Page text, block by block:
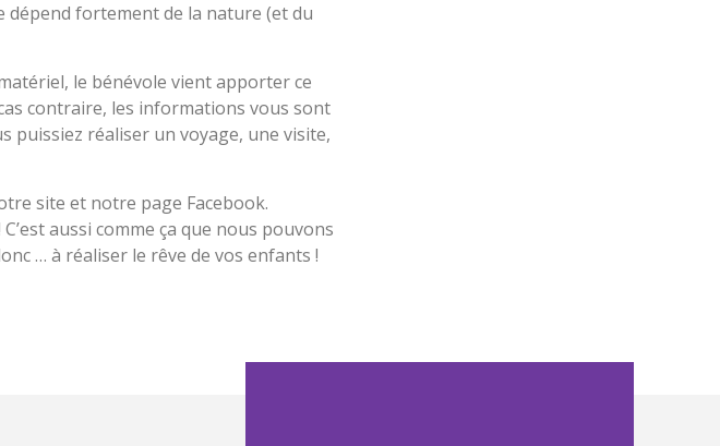
dépend fortement de la nature (et du
matériel, le bénévole vient apporter ce
contraire, les informations vous sont
puissiez réaliser un voyage, une visite,
site et notre page Facebook.
aussi comme ça que nous pouvons
… à réaliser le rêve de vos enfants !